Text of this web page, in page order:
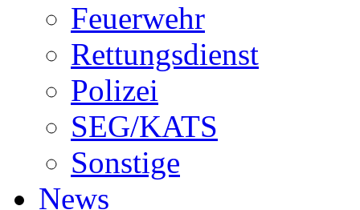
Feuerwehr
Rettungsdienst
Polizei
SEG/KATS
Sonstige
News